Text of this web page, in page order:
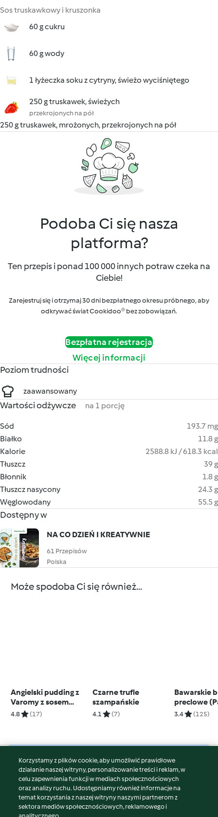
Sos truskawkowy i kruszonka
60 g cukru
60 g wody
1 łyżeczka soku z cytryny, świeżo wyciśniętego
250 g truskawek, świeżych
przekrojonych na pół
250 g truskawek, mrożonych, przekrojonych na pół
Podoba Ci się nasza
platforma?
Ten przepis i ponad 100 000 innych potraw czeka na
Ciebie!
Zarejestruj się i otrzymaj 30 dni bezpłatnego okresu próbnego, aby
odkrywać świat Cookidoo® bez zobowiązań.
Bezpłatna rejestracja
Więcej informacji
Poziom trudności
zaawansowany
Wartości odżywcze na 1 porcję
Sód
193.7 mg
Białko
11.8 g
Kalorie
2588.8 kJ / 618.3 kcal
Tłuszcz
39 g
Błonnik
1.8 g
Tłuszcz nasycony
24.3 g
Węglowodany
55.5 g
Dostępny w
NA CO DZIEŃ I KREATYWNIE
61 Przepisów
Polska
Może spodoba Ci się również...
Angielski pudding z
Varomy z sosem
waniliowym
4.8 (17)
Czarne trufle
szampańskie
4.1 (7)
Bawarskie
preclowe
Heidi)
3.4 (125)
© Copyright 2026
Warunki korzystania
Polityka prywatności
Disclaimer
Korzystamy z plików cookie, aby umożliwić prawidłowe
działanie naszej witryny, personalizowanie treści i reklam, w
celu zapewnienia funkcji w mediach społecznościowych
oraz analizy ruchu. Udostępniamy również informacje na
temat korzystania z naszej witryny naszymi partnerom z
sektora mediów społecznościowych, reklamowego i